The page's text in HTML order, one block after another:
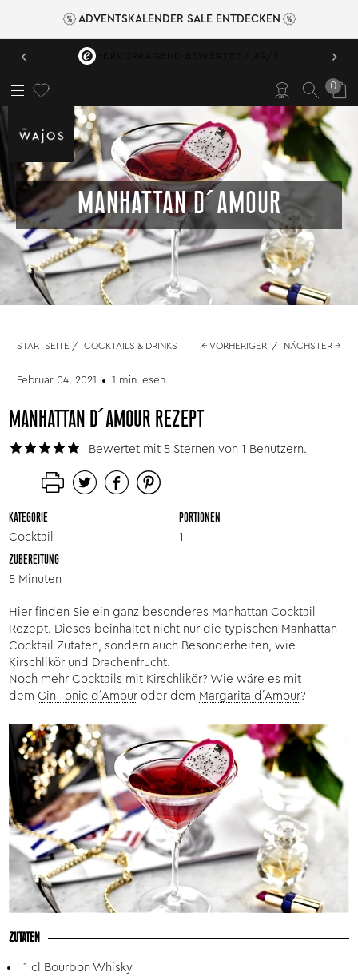
ADVENTSKALENDER SALE ENTDECKEN
‹ ›
0
MANHATTAN D´AMOUR
STARTSEITE / COCKTAILS & DRINKS ← VORHERIGER / NÄCHSTER →
Februar 04, 2021 1 min lesen.
MANHATTAN D´AMOUR REZEPT
Bewertet mit 5 Sternen von 1 Benutzern.
KATEGORIE
Cocktail
PORTIONEN
1
ZUBEREITUNG
5 Minuten
Hier finden Sie ein ganz besonderes Manhattan Cocktail
Rezept. Dieses beinhaltet nicht nur die typischen Manhattan
Cocktail Zutaten, sondern auch Besonderheiten, wie
Kirschlikör und Drachenfrucht.
Noch mehr Cocktails mit Kirschlikör? Wie wäre es mit
demGin Tonic d´Amour oder dem Margarita d´Amour?
ZUTATEN
1 cl Bourbon Whisky